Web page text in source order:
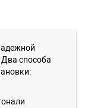
способа